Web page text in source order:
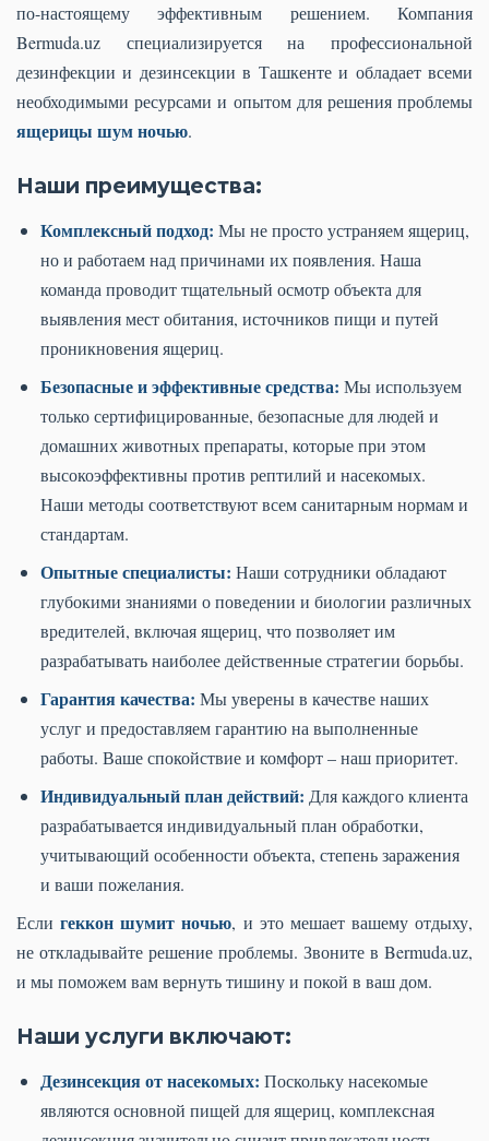
по-настоящему эффективным решением. Компания
Bermuda.uz специализируется на профессиональной
дезинфекции и дезинсекции в Ташкенте и обладает всеми
необходимыми ресурсами и опытом для решения проблемы
ящерицы шум ночью.
Наши преимущества:
Комплексный подход: Мы не просто устраняем ящериц,
но и работаем над причинами их появления. Наша
команда проводит тщательный осмотр объекта для
выявления мест обитания, источников пищи и путей
проникновения ящериц.
Безопасные и эффективные средства: Мы используем
только сертифицированные, безопасные для людей и
домашних животных препараты, которые при этом
высокоэффективны против рептилий и насекомых.
Наши методы соответствуют всем санитарным нормам и
стандартам.
Опытные специалисты: Наши сотрудники обладают
глубокими знаниями о поведении и биологии различных
вредителей, включая ящериц, что позволяет им
разрабатывать наиболее действенные стратегии борьбы.
Гарантия качества: Мы уверены в качестве наших
услуг и предоставляем гарантию на выполненные
работы. Ваше спокойствие и комфорт – наш приоритет.
Индивидуальный план действий: Для каждого клиента
разрабатывается индивидуальный план обработки,
учитывающий особенности объекта, степень заражения
и ваши пожелания.
Еслигеккон шумит ночью, и это мешает вашему отдыху,
не откладывайте решение проблемы. Звоните в Bermuda.uz,
и мы поможем вам вернуть тишину и покой в ваш дом.
Наши услуги включают:
Дезинсекция от насекомых: Поскольку насекомые
являются основной пищей для ящериц, комплексная